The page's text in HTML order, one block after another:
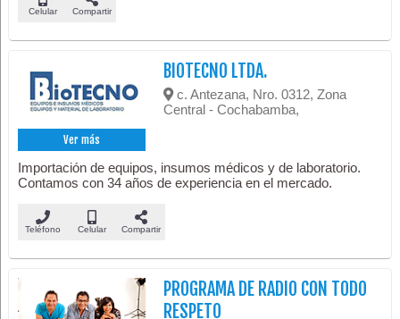
Celular Compartir
Ver más
BIOTECNO LTDA.
c. Antezana, Nro. 0312, Zona
Central - Cochabamba,
Importación de equipos, insumos médicos y de laboratorio.
Contamos con 34 años de experiencia en el mercado.
Teléfono Celular Compartir
PROGRAMA DE RADIO CON TODO
RESPETO